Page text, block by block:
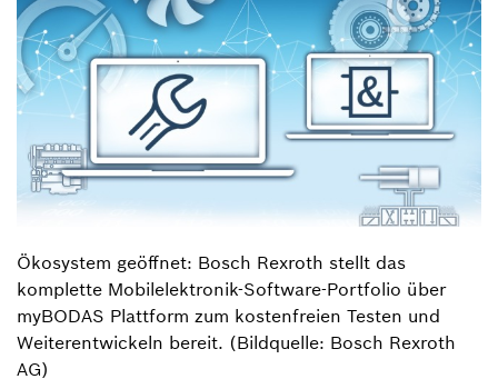
Ökosystem geöffnet: Bosch Rexroth stellt das
komplette Mobilelektronik-Software-Portfolio über
myBODAS Plattform zum kostenfreien Testen und
Weiterentwickeln bereit. (Bildquelle: Bosch Rexroth
AG)